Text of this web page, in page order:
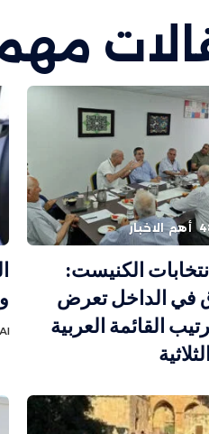
أهم الاخبار
الكنيست:
في الداخل تعرض
القائمة العربية